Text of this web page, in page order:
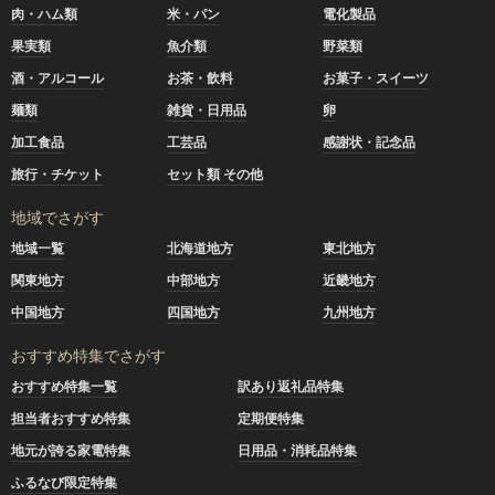
肉・ハム類 米・パン
電化製品
果実類
魚介類
野菜類
酒・アルコール
お茶・飲料
お菓子・スイーツ
麺類
雑貨・日用品
卵
加工食品
工芸品
感謝状・記念品
旅行・チケット
セット類 その他
地域でさがす
地域一覧 北海道地方
東北地方
関東地方
中部地方
近畿地方
中国地方
四国地方 九州地方
おすすめ特集でさがす
おすすめ特集一覧
訳あり返礼品特集
担当者おすすめ特集
定期便特集
地元が誇る家電特集
日用品・消耗品特集
ふるなび限定特集